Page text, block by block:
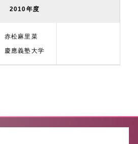
2010年度
赤松麻里菜
慶應義塾大学